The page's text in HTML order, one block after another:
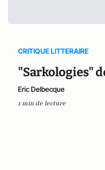
CRITIQUE LITTERAIRE
"Sarkologies"
Eric Delbecque
1 min de lecture